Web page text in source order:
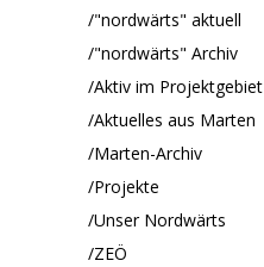
"nordwärts" aktuell
"nordwärts" Archiv
Aktiv im Projektgebiet
Aktuelles aus Marten
Marten-Archiv
Projekte
Unser Nordwärts
ZEÖ